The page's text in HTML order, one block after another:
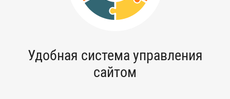
Удобная система управления
сайтом